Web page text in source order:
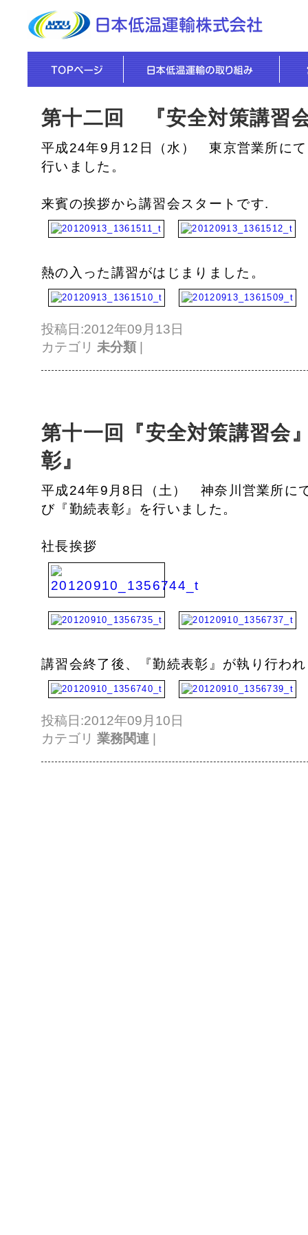
第十二回 『安全対策講習
平成24年9月12日（水） 東京営業所にて
行いました。
来賓の挨拶から講習会スタートです.
熱の入った講習がはじまりました。
投稿日:2012年09月13日
カテゴリ 未分類
第十一回『安全対策講習会
彰』
平成24年9月8日（土） 神奈川営業所に
び『勤続表彰』を行いました。
社長挨拶
講習会終了後、『勤続表彰』が執り行わ
投稿日:2012年09月10日
カテゴリ 業務関連